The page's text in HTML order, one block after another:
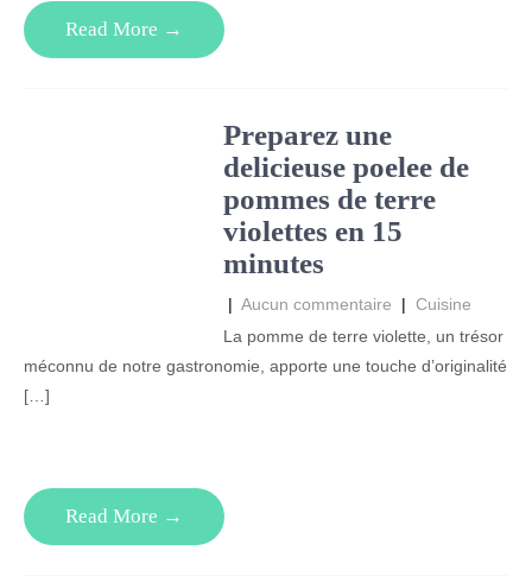
Read More →
Preparez une
delicieuse poelee de
pommes de terre
violettes en 15
minutes
| Aucun commentaire | Cuisine
La pomme de terre violette, un trésor
méconnu de notre gastronomie, apporte une touche d’originalité
[…]
Read More →